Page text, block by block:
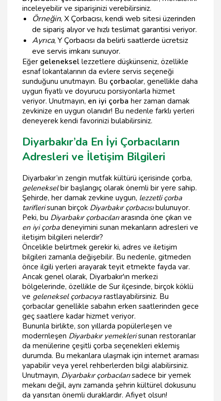
inceleyebilir ve siparişinizi verebilirsiniz.
Örneğin, X Çorbacısı, kendi web sitesi üzerinden
de sipariş alıyor ve hızlı teslimat garantisi veriyor.
Ayrıca, Y Çorbacısı da belirli saatlerde ücretsiz
eve servis imkanı sunuyor.
Eğer geleneksel lezzetlere düşkünseniz, özellikle
esnaf lokantalarının da evlere servis seçeneği
sunduğunu unutmayın. Bu çorbacılar, genellikle daha
uygun fiyatlı ve doyurucu porsiyonlarla hizmet
veriyor. Unutmayın, en iyi çorba her zaman damak
zevkinize en uygun olanıdır! Bu nedenle farklı yerleri
deneyerek kendi favorinizi bulabilirsiniz.
Diyarbakır’da En İyi Çorbacıların
Adresleri ve İletişim Bilgileri
Diyarbakır’ın zengin mutfak kültürü içerisinde çorba,
gelenekselbir başlangıç olarak önemli bir yere sahip.
Şehirde, her damak zevkine uygun, lezzetli çorba
tariflerisunan birçok Diyarbakır çorbacısıbulunuyor.
Peki, bu Diyarbakır çorbacılarıarasında öne çıkan ve
en iyi çorbadeneyimini sunan mekanların adresleri ve
iletişim bilgileri nelerdir?
Öncelikle belirtmek gerekir ki, adres ve iletişim
bilgileri zamanla değişebilir. Bu nedenle, gitmeden
önce ilgili yerleri arayarak teyit etmekte fayda var.
Ancak genel olarak, Diyarbakır'ın merkezi
bölgelerinde, özellikle de Sur ilçesinde, birçok köklü
ve geleneksel çorbacıyarastlayabilirsiniz. Bu
çorbacılar genellikle sabahın erken saatlerinden gece
geç saatlere kadar hizmet veriyor.
Bununla birlikte, son yıllarda popülerleşen ve
modernleşen Diyarbakır yemeklerisunan restoranlar
da menülerine çeşitli çorba seçenekleri eklemiş
durumda. Bu mekanlara ulaşmak için internet araması
yapabilir veya yerel rehberlerden bilgi alabilirsiniz.
Unutmayın, Diyarbakır çorbacılarısadece bir yemek
mekanı değil, aynı zamanda şehrin kültürel dokusunu
da yansıtan önemli duraklardır. Afiyet olsun!